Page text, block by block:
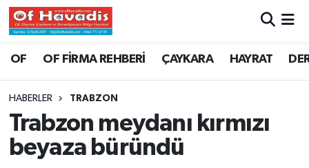
OF OF FİRMA REHBERİ ÇAYKARA HAYRAT
HABERLER TRABZON
Trabzon meydanı kırmızı
beyaza büründü
Trabzon Nöbetçi Eczaneler
Trabzon Namaz Vakitleri
Trabzon Trafik Yoğunluk Haritası